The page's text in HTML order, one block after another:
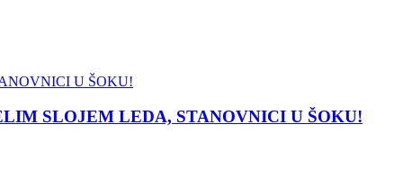
SLOJEM LEDA, STANOVNICI U ŠOKU!